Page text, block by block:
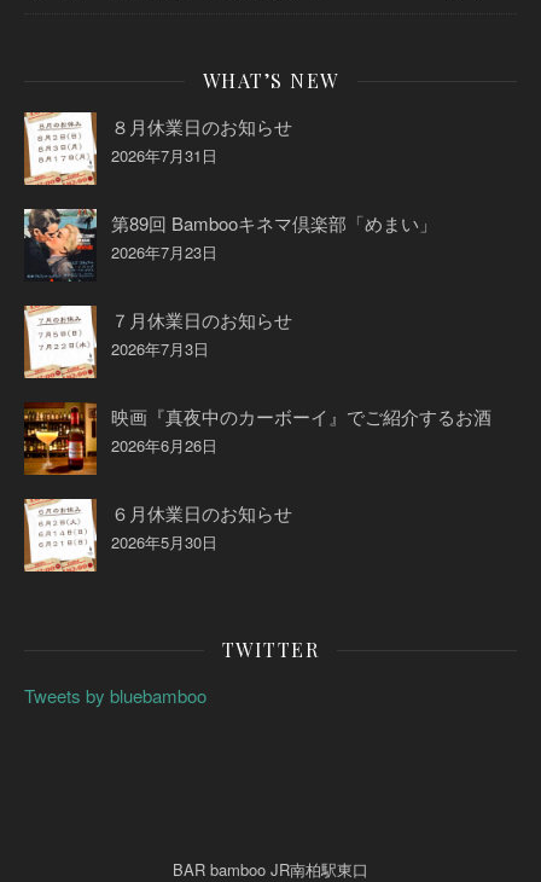
WHAT’S NEW
８月休業日のお知らせ
2026年7月31日
第89回 Bambooキネマ倶楽部「めまい」
2026年7月23日
７月休業日のお知らせ
2026年7月3日
映画『真夜中のカーボーイ』でご紹介するお酒
2026年6月26日
６月休業日のお知らせ
2026年5月30日
TWITTER
Tweets by bluebamboo
BAR bamboo JR南柏駅東口